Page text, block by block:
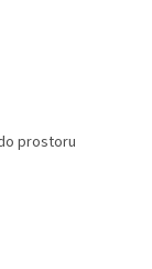
prostoru